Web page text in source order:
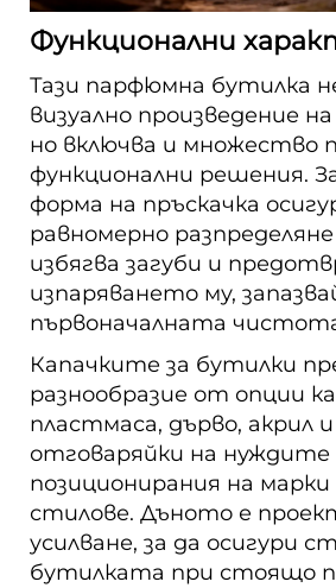
Функционални
Тази парфюмна бутилка
визуално произведение
но включва и множество
функционални решения.
форма на пръскачка
равномерно
избягва загуби и
изпаряването му,
първоначалната
Капачките за бутилки
разнообразие от опции
пластмаса, дърво, акрил
отговаряйки на нуждите
позиционирания на марки
стилове. Дъното е
усилване, за да осигури
бутилката при стоящо